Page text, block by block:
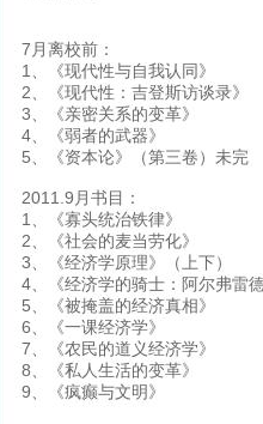
7月离校前：
1、《现代性与自我认
2、《现代性：吉登斯访谈
3、《亲密关系的变革
4、《弱者的武器》
5、《资本论》（第三卷
2011.9月书目：
1、《寡头统治铁律
2、《社会的麦当劳化
3、《经济学原理》（上
4、《经济学的骑士：阿尔弗
5、《被掩盖的经济真相
6、《一课经济学》
7、《农民的道义经济
8、《私人生活的变革
9、《疯癫与文明